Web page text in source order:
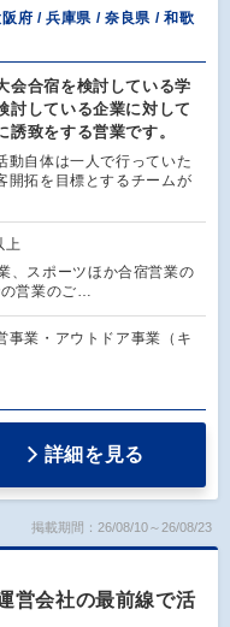
府 / 兵庫県 / 奈良県 / 和歌
会合宿を検討している学
討している企業に対して
致をする営業です。
動自体は一人で行っていた
開拓を目標とするチームが
上
、スポーツほか合宿営業の
の営業のご…
事業・アウトドア事業（キ
詳細を見る
掲載期間：26/08/10～26/08/23
営会社の最前線で活